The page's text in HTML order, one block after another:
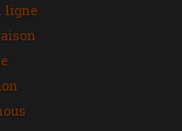
ligne